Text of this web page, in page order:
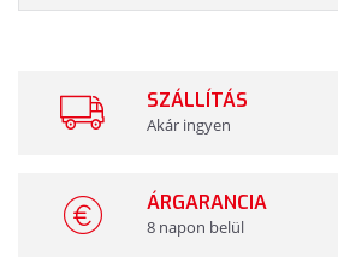
SZÁLLÍTÁS
Akár ingyen
ÁRGARANCIA
8 napon belül